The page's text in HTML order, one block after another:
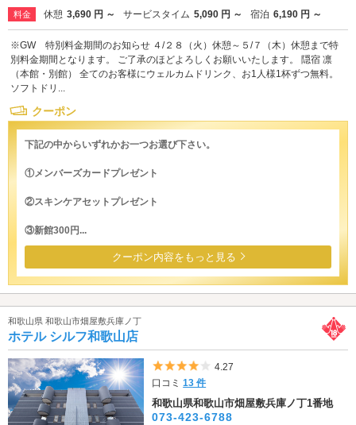
料金 休憩 3,690 円 ～ サービスタイム 5,090 円 ～ 宿泊 6,190 円 ～
※GW 特別料金期間のお知らせ ４/２８（火）休憩～５/７（木）休憩まで特
別料金期間となります。 ご了承のほどよろしくお願いいたします。 隠宿 凛
（本館・別館） 全てのお客様にウェルカムドリンク、お1人様1杯ずつ無料。
ソフトドリ...
クーポン
下記の中からいずれかお一つお選び下さい。
①メンバーズカードプレゼント
②スキンケアセットプレゼント
③新館300円...
クーポン内容をもっと見る
和歌山県 和歌山市畑屋敷兵庫ノ丁
ホテル シルフ和歌山店
5つ星のうち4
4.27
口コミ13 件
和歌山県和歌山市畑屋敷兵庫ノ丁1番地
073-423-6788